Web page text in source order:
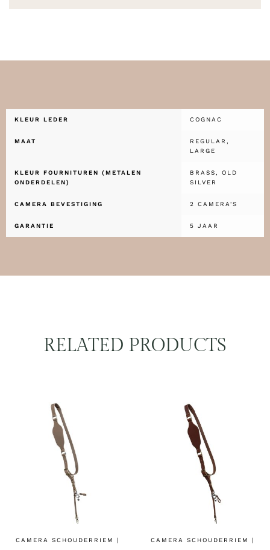
KLEUR LEDER COGNAC
MAAT
REGULAR,
LARGE
KLEUR FOURNITUREN (METALEN
ONDERDELEN)
BRASS, OLD
SILVER
CAMERA BEVESTIGING 2 CAMERA'S
GARANTIE 5 JAAR
RELATED PRODUCTS
CAMERA SCHOUDERRIEM | CAMERA SCHOUDERRIEM |